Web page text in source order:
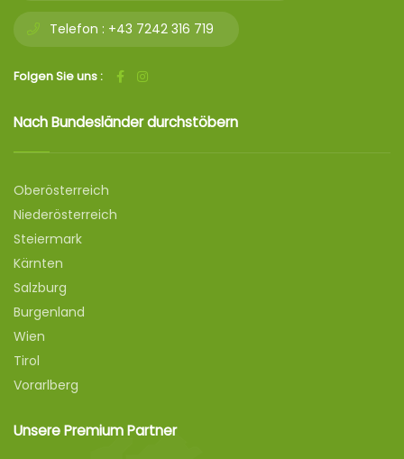
Telefon : +43 7242 316 719
Folgen Sie uns :
Nach Bundesländer durchstöbern
Oberösterreich
Niederösterreich
Steiermark
Kärnten
Salzburg
Burgenland
Wien
Tirol
Vorarlberg
Unsere Premium Partner